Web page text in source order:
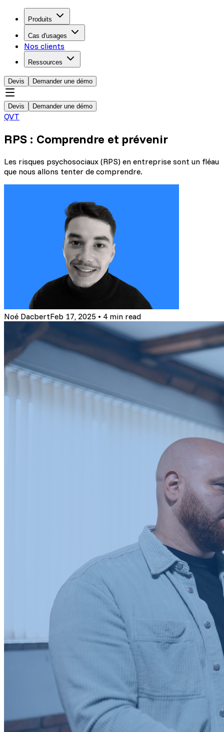
Produits
Cas d'usages
Nos clients
Ressources
Devis Demander une démo
Devis Demander une démo
QVT
RPS : Comprendre et prévenir
Les risques psychosociaux (RPS) en entreprise sont un fléau
que nous allons tenter de comprendre.
Noé DacbertFeb 17, 2025 • 4 min read